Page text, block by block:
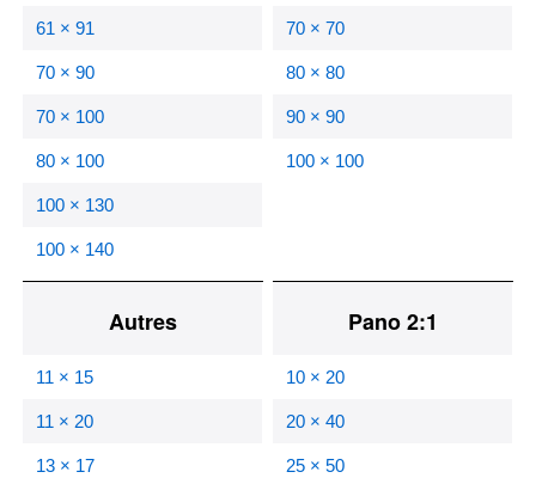
61 × 91
70 × 90
70 × 100
80 × 100
100 × 130
100 × 140
70 × 70
80 × 80
90 × 90
100 × 100
Autres
11 × 15
11 × 20
13 × 17
Pano 2:1
10 × 20
20 × 40
25 × 50